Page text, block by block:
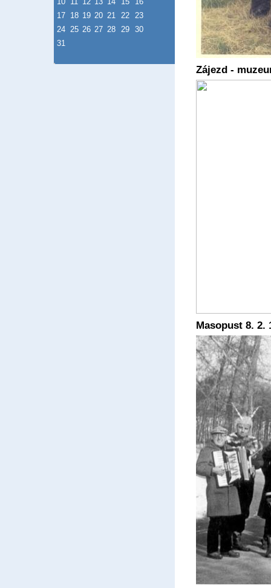
17 18 19 20 21 22
23
24 25 26 27 28 29
30
31
Zájezd -
Masopust 8. 2.